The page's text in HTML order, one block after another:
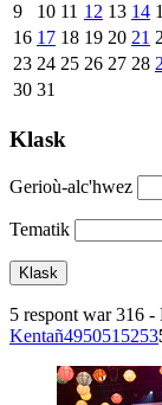
9
10 11 12 13 14
16 17 18 19 20 21
23 24 25 26 27 28
30 31
Klask
Gerioù-alc'hwez
Tematik
5 respont war 316 -
Kentañ495051 5253